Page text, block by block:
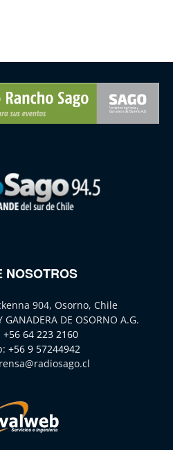
NOSOTROS
904, Osorno, Chile
GANADERA DE OSORNO A.G.
+56 64 223 2160
+56 9 57244942